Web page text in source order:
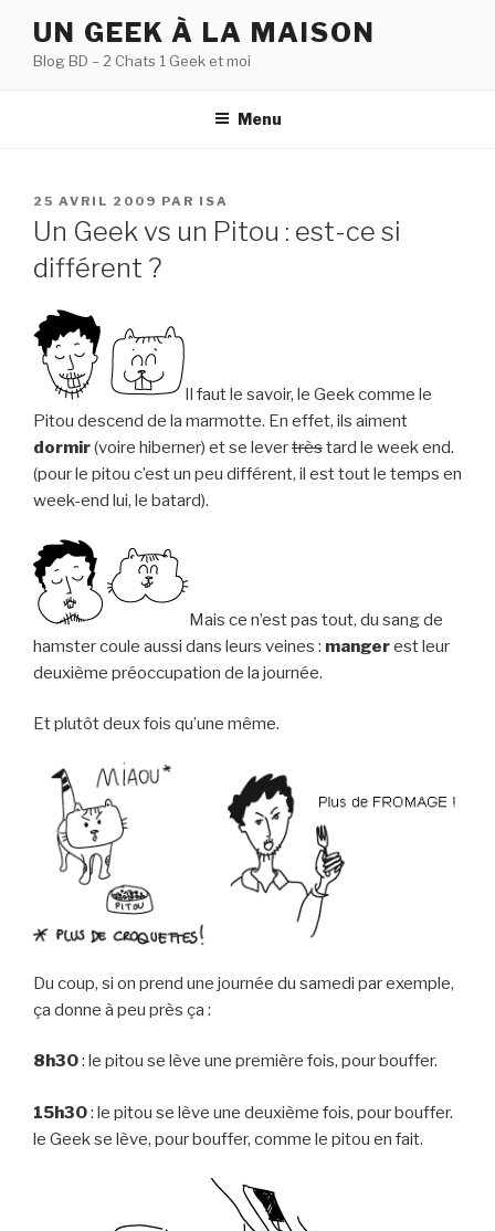
contenu
UN GEEK À LA MAISON
Blog BD – 2 Chats 1 Geek et moi
Menu
PUBLIÉ
LE
25 AVRIL 2009 PAR ISA
Un Geek vs un Pitou : est-ce si
différent ?
Il faut le savoir, le Geek comme le
Pitou descend de la marmotte. En effet, ils aiment
dormir(voire hiberner) et se levertrèstard le week end.
(pour le pitou c’est un peu différent, il est tout le temps en
week-end lui, le batard).
Mais ce n’est pas tout, du sang de
hamster coule aussi dans leurs veines : mangerest leur
deuxième préoccupation de la journée.
Et plutôt deux fois qu’une même.
Du coup, si on prend une journée du samedi par exemple,
ça donne à peu près ça :
8h30: le pitou se lève une première fois, pour bouffer.
15h30: le pitou se lève une deuxième fois, pour bouffer.
le Geek se lève, pour bouffer, comme le pitou en fait.